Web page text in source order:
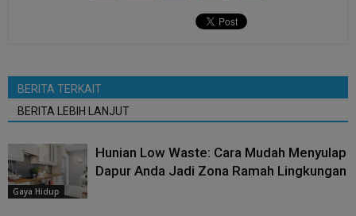
BERITA TERKAIT
BERITA LEBIH LANJUT
Gaya Hidup
Hunian Low Waste: Cara Mudah Menyulap
Dapur Anda Jadi Zona Ramah Lingkungan